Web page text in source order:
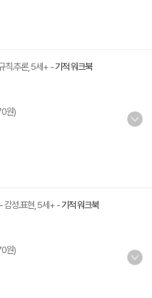
칙.추론, 5세+ -기적 워크북
원)
- 감성.표현, 5세+ -기적 워크북
원)